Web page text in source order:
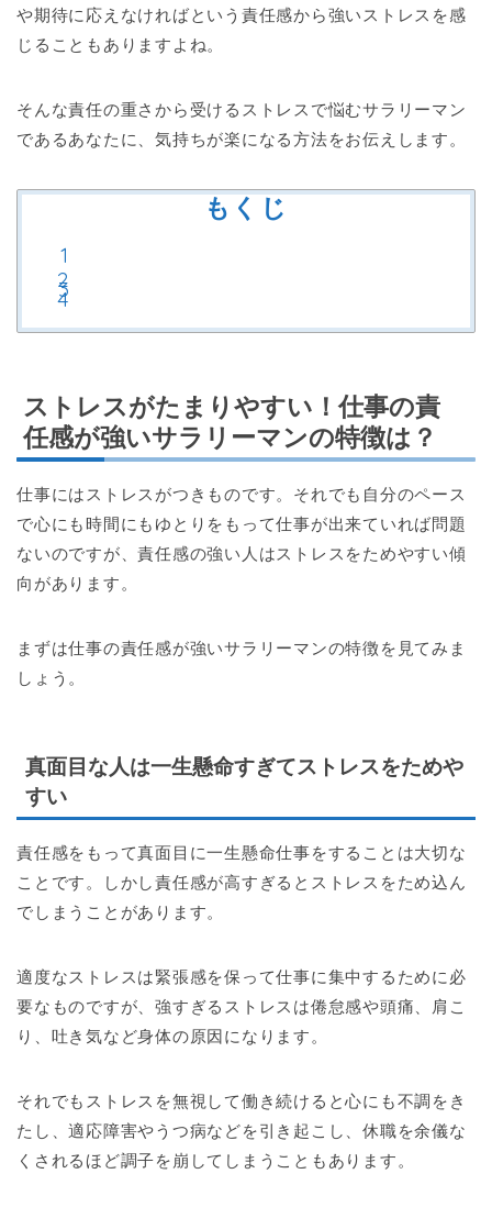
や期待に応えなければという責任感から強いストレスを感
じることもありますよね。
そんな責任の重さから受けるストレスで悩むサラリーマン
であるあなたに、気持ちが楽になる方法をお伝えします。
もくじ
ストレスがたまりやすい！仕事の責
任感が強いサラリーマンの特徴は？
仕事にはストレスがつきものです。それでも自分のペース
で心にも時間にもゆとりをもって仕事が出来ていれば問題
ないのですが、責任感の強い人はストレスをためやすい傾
向があります。
まずは仕事の責任感が強いサラリーマンの特徴を見てみま
しょう。
真面目な人は一生懸命すぎてストレスをためや
すい
責任感をもって真面目に一生懸命仕事をすることは大切な
ことです。しかし責任感が高すぎるとストレスをため込ん
でしまうことがあります。
適度なストレスは緊張感を保って仕事に集中するために必
要なものですが、強すぎるストレスは倦怠感や頭痛、肩こ
り、吐き気など身体の原因になります。
それでもストレスを無視して働き続けると心にも不調をき
たし、適応障害やうつ病などを引き起こし、休職を余儀な
くされるほど調子を崩してしまうこともあります。